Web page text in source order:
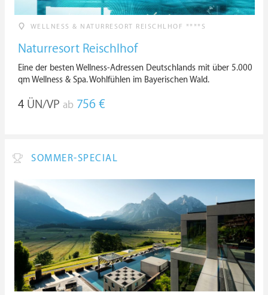
WELLNESS & NATURRESORT REISCHLHOF ****S
Naturresort Reischlhof
Eine der besten Wellness-Adressen Deutschlands mit über 5.000
qm Wellness & Spa. Wohlfühlen im Bayerischen Wald.
4 ÜN/VP ab 756 €
SOMMER-SPECIAL